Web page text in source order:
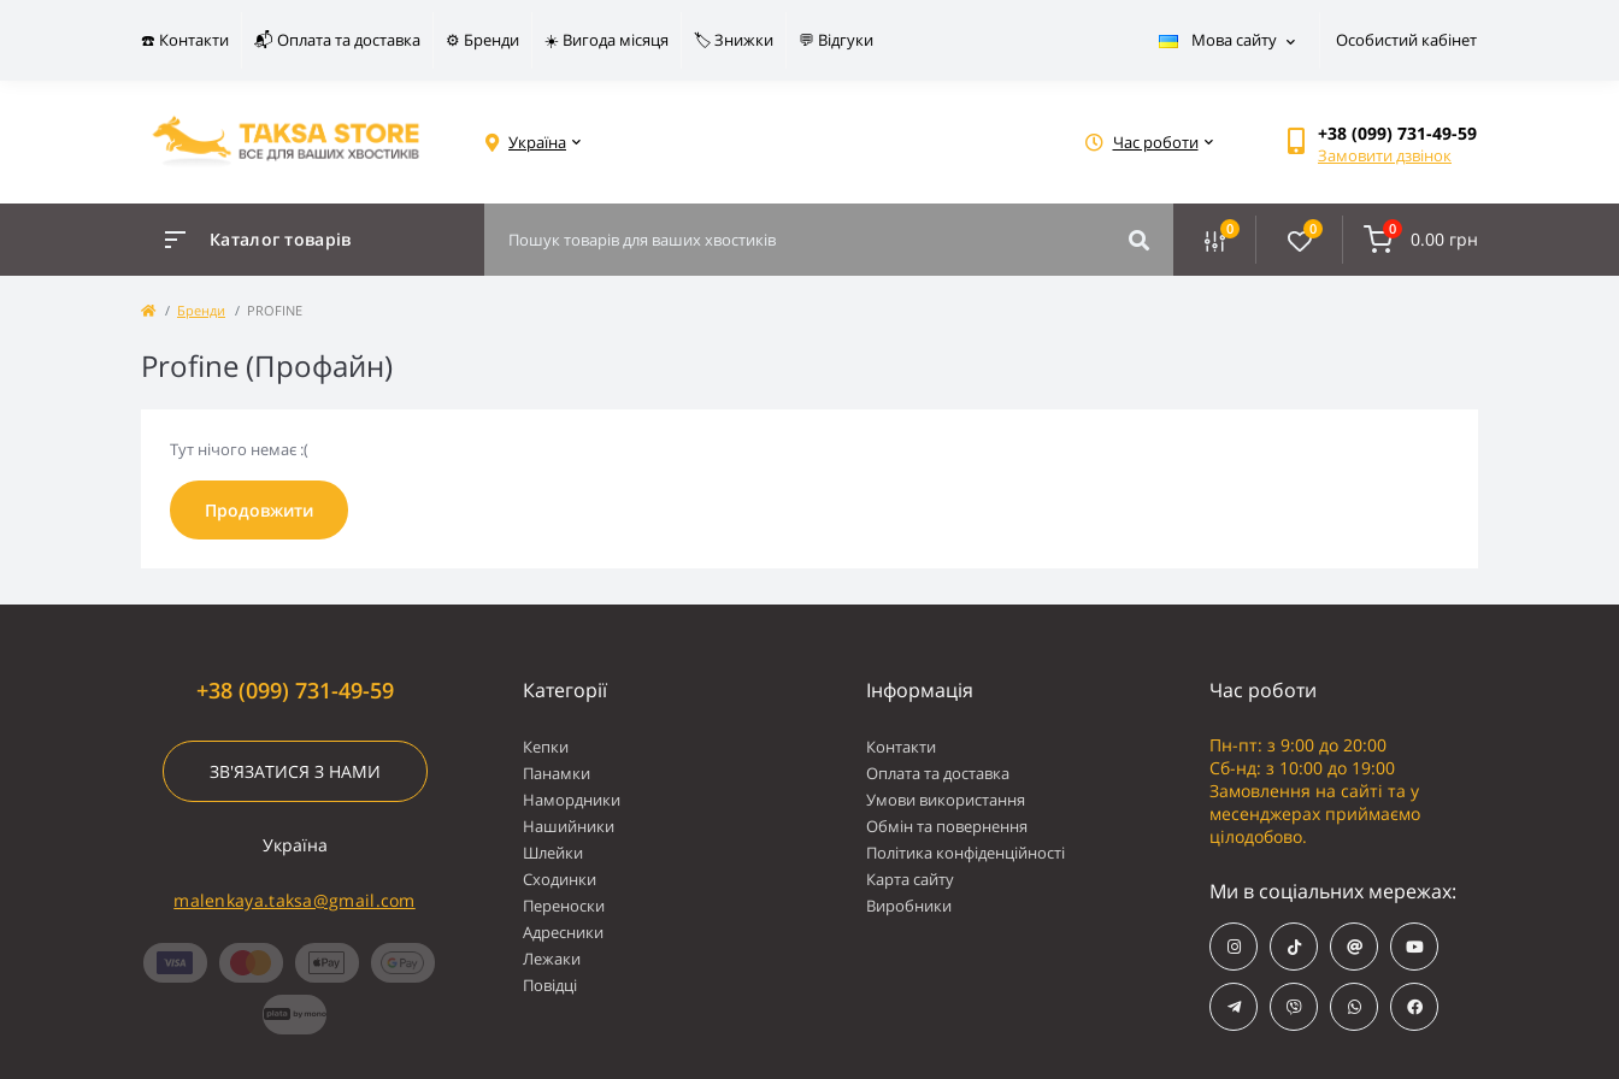
☎️ Контакти 📬 Оплата та доставка ⚙️ Бренди ☀️ Вигода місяця 🏷️ Знижки 💬 Відгуки Мова сайту Особистий кабінет
Україна Час роботи +38 (099) 731-49-59
Замовити дзвінок
Каталог товарів 0 0 0 0.00 грн
Бренди PROFINE
Profine (Профайн)
Тут нічого немає :(
Продовжити
+38 (099) 731-49-59
ЗВ'ЯЗАТИСЯ З НАМИ
Україна
malenkaya.taksa@gmail.com
Категорії
Кепки
Панамки
Намордники
Нашийники
Шлейки
Сходинки
Переноски
Адресники
Лежаки
Повідці
Інформація
Контакти
Оплата та доставка
Умови використання
Обмін та повернення
Політика конфіденційності
Карта сайту
Виробники
Час роботи
Пн-пт: з 9:00 до 20:00
Сб-нд: з 10:00 до 19:00
Замовлення на сайті та у
месенджерах приймаємо
цілодобово.
Ми в соціальних мережах: